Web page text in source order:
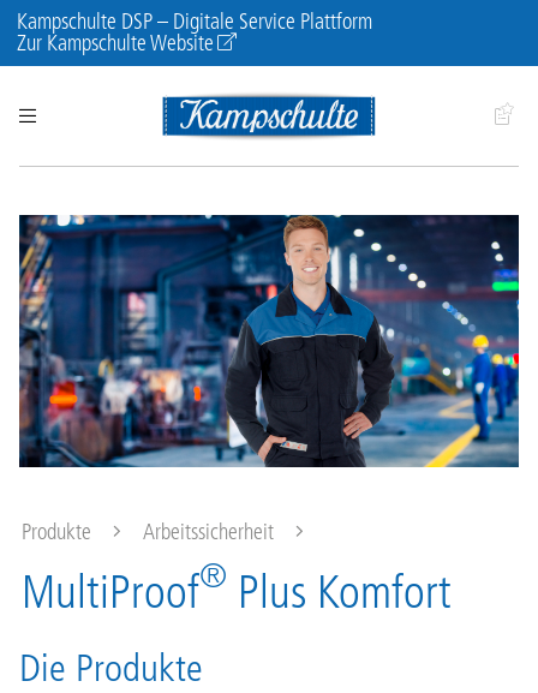
Kampschulte DSP – Digitale Service Plattform
Zur Kampschulte Website
Produkte Arbeitssicherheit
MultiProof® Plus Komfort
Die Produkte